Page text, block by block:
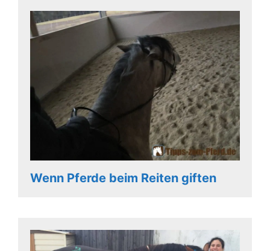
Wenn Pferde beim Reiten giften